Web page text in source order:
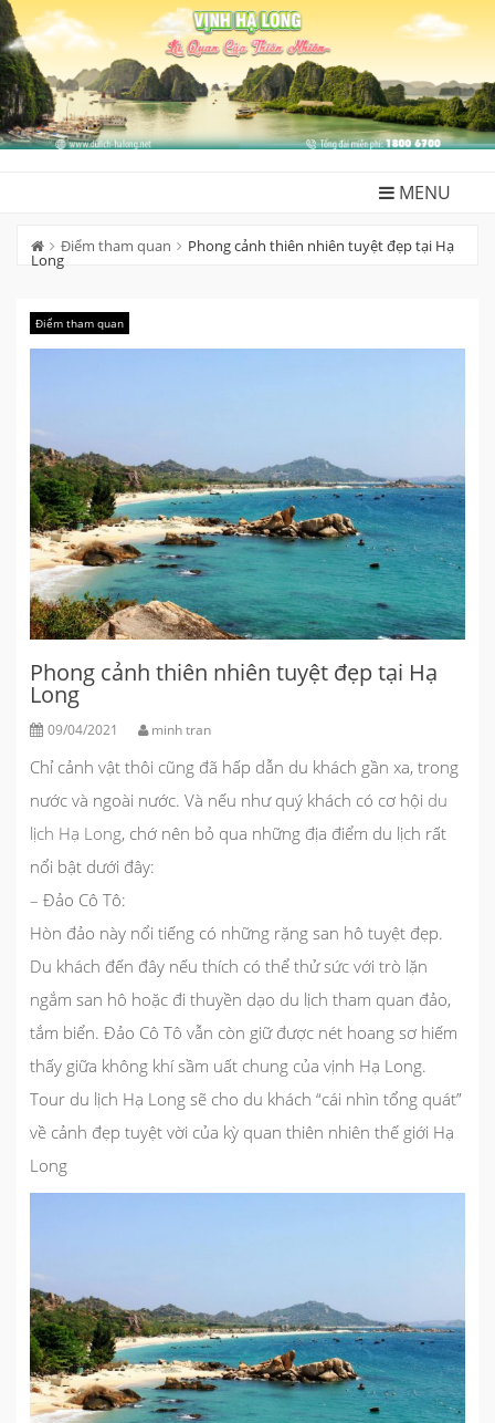
Skip
to
content
MENU
Điểm tham quan Phong cảnh thiên nhiên tuyệt đẹp tại Hạ
Long
Điểm tham quan
Phong cảnh thiên nhiên tuyệt đẹp tại Hạ
Long
09/04/2021 minh tran
Chỉ cảnh vật thôi cũng đã hấp dẫn du khách gần xa, trong
nước và ngoài nước. Và nếu như quý khách có cơ hội du
lịch Hạ Long, chớ nên bỏ qua những địa điểm du lịch rất
nổi bật dưới đây:
– Đảo Cô Tô:
Hòn đảo này nổi tiếng có những rặng san hô tuyệt đẹp.
Du khách đến đây nếu thích có thể thử sức với trò lặn
ngắm san hô hoặc đi thuyền dạo du lịch tham quan đảo,
tắm biển. Đảo Cô Tô vẫn còn giữ được nét hoang sơ hiếm
thấy giữa không khí sầm uất chung của vịnh Hạ Long.
Tour du lịch Hạ Long sẽ cho du khách “cái nhìn tổng quát”
về cảnh đẹp tuyệt vời của kỳ quan thiên nhiên thế giới Hạ
Long